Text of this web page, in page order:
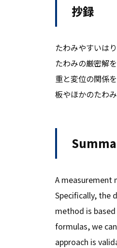
抄録
たわみやすいは
たわみの厳密解
重と変位の関係
板やほかのたわ
A measurement
Specifically, the
method is
formulas, we
approach is